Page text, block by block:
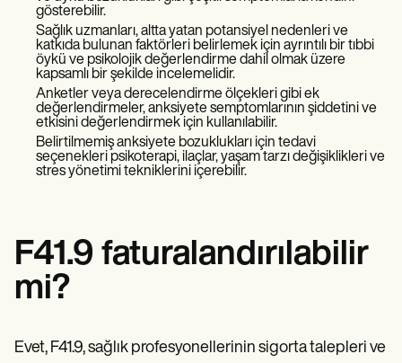
Webinars
Switch to Carepatron
Become a Partner
Pricing
Why Carepatron?
Get started
gösterebilir.
Sağlık uzmanları, altta yatan potansiyel nedenleri ve
katkıda bulunan faktörleri belirlemek için ayrıntılı bir tıbbi
öykü ve psikolojik değerlendirme dahil olmak üzere
kapsamlı bir şekilde incelemelidir.
Anketler veya derecelendirme ölçekleri gibi ek
değerlendirmeler, anksiyete semptomlarının şiddetini ve
etkisini değerlendirmek için kullanılabilir.
Belirtilmemiş anksiyete bozuklukları için tedavi
seçenekleri psikoterapi, ilaçlar, yaşam tarzı değişiklikleri ve
stres yönetimi tekniklerini içerebilir.
F41.9 faturalandırılabilir
mi?
Evet, F41.9, sağlık profesyonellerinin sigorta talepleri ve